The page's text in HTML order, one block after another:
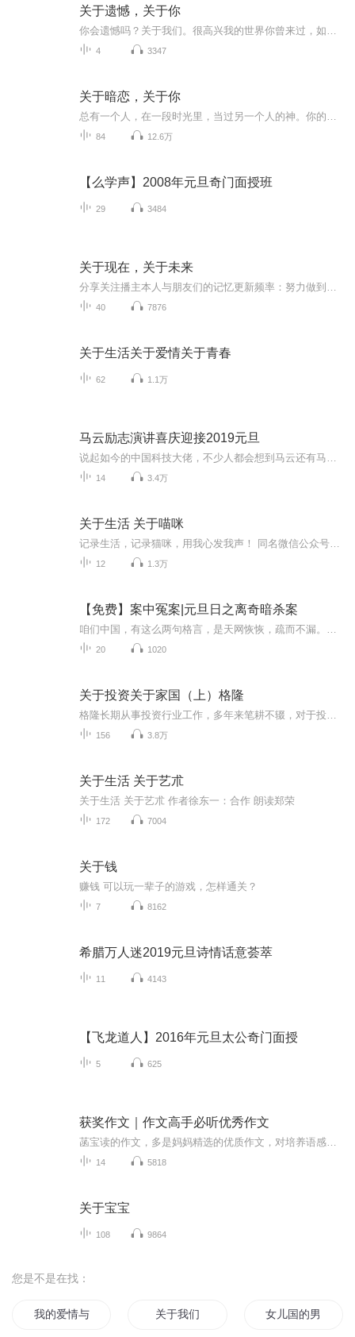
关于遗憾，关于你
4 3347
关于暗恋，关于你
84 12.6万
【么学声】2008年元旦奇门面授班
29 3484
关于现在，关于未来
40 7876
关于生活关于爱情关于青春
62 1.1万
马云励志演讲喜庆迎接2019元旦
14 3.4万
关于生活 关于喵咪
12 1.3万
【免费】案中冤案|元旦日之离奇暗杀案
20 1020
关于投资关于家国（上）格隆
156 3.8万
关于生活 关于艺朮
关于生活 关于艺朮 作者徐东一：合作 朗读郑荣
172 7004
关于钱
赚钱 可以玩一辈子的游戏，怎样通关？
7 8162
希腊万人迷2019元旦诗情话意荟萃
11 4143
【飞龙道人】2016年元旦太公奇门面授
5 625
获奖作文｜作文高手必听优秀作文
14 5818
关于宝宝
108 9864
您是不是在找：
我的爱情与你无关 关于我们 女儿国的男公关